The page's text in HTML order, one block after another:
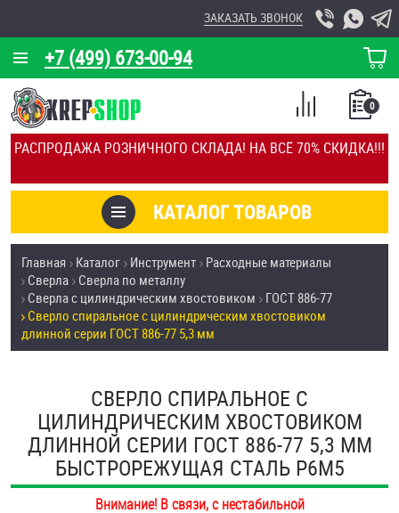
РАСПРОДАЖА РОЗНИЧНОГО СКЛАДА! НА ВСЁ 70% СКИДКА!!!
+7 (499) 673-00-94
ЗАКАЗАТЬ ЗВОНОК
КОРЗИНА
О КОМПАНИИ
КАЛЬКУЛЯТОР
ОТЗЫВЫ
УСЛУГИ
СКИДКИ
ОПТ
ОПЛАТА И ДОСТАВКА
НАШИ МАГАЗИНЫ
КАТАЛОГ ТОВАРОВ
0
СПИСОК
СРАВНЕНИЕ
Товары со скидкой
Анкеры
Антивандальный крепёж, инструмент
Болты и винты
Втулки
Гайки
Главная Каталог Инструмент Расходные материалы
Сверла Сверла по металлу
Сверла с цилиндрическим хвостовиком
ГОСТ 886-77
Сверло спиральное с цилиндрическим хвостовиком
длинной серии ГОСТ 886-77 5,3 мм
СВЕРЛО СПИРАЛЬНОЕ С
ЦИЛИНДРИЧЕСКИМ ХВОСТОВИКОМ
ДЛИННОЙ СЕРИИ ГОСТ 886-77 5,3 ММ
БЫСТРОРЕЖУЩАЯ СТАЛЬ Р6М5
Внимание! В связи, с нестабильной